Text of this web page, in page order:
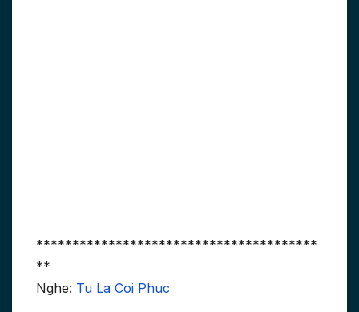
***************************************
**
Nghe: Tu La Coi Phuc